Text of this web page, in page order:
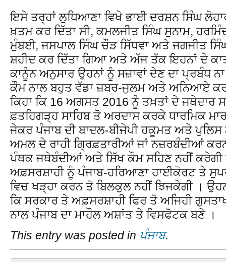
ਇਸੇ ਤਰ੍ਹਾਂ ਲੁਧਿਆਣਾ ਵਿਖੇ ਭਾਈ ਦਰਸ਼ਨ ਸਿੰਘ
ਖ਼ਤਮ ਕਰ ਦਿੱਤਾ ਸੀ, ਕਮਲਜੀਤ ਸਿੰਘ ਸੁਨਾਮ,
ਮੁੰਬਈ, ਜਸਪਾਲ ਸਿੰਘ ਚੌੜ ਸਿੱਧਵਾ ਅਤੇ ਜਗਜੀਤ
ਸ਼ਹੀਦ ਕਰ ਦਿੱਤਾ ਗਿਆ ਅਤੇ ਅੱਜ ਤੱਕ ਇਹਨਾਂ ਦੇ
ਕਾਨੂੰਨ ਅਨੁਸਾਰ ਉਹਨਾਂ ਨੂੰ ਸਜ਼ਾਵਾਂ ਦੇਣ ਦਾ ਪ੍ਰਬੰਧ
ਕੌਮ ਨਾਲ ਬਹੁਤ ਵੱਡਾ ਜ਼ਬਰ-ਜੁਲਮ ਅਤੇ ਅਨਿਆਏ
ਕਿਹਾ ਕਿ 16 ਅਗਸਤ 2016 ਨੂੰ ਤਖ਼ਤਾਂ ਦੇ ਜਥੇਦਾਰ
ਫ਼ਤਹਿਗੜ੍ਹ ਸਾਹਿਬ ਤੋ ਅਰਦਾਸ ਕਰਕੇ ਧਾਰਮਿਕ
ਜੇਕਰ ਪੰਜਾਬ ਦੀ ਬਾਦਲ-ਬੀਜੇਪੀ ਹਕੂਮਤ ਅਤੇ ਪੁਲਿਸ
ਅਮਲ ਦੇ ਰਾਹੀ ਗ੍ਰਿਫ਼ਤਾਰੀਆਂ ਜਾਂ ਨਜ਼ਰਬੰਦੀਆਂ
ਪੰਥਕ ਜਥੇਬੰਦੀਆਂ ਅਤੇ ਸਿੱਖ ਕੌਮ ਸਹਿਣ ਨਹੀਂ
ਅਫ਼ਸਰਸ਼ਾਹੀ ਨੂੰ ਪੰਜਾਬ-ਹਰਿਆਣਾ ਹਾਈਕੋਰਟ ਤੇ
ਵਿਚ ਖੜ੍ਹਾ ਕਰਨ ਤੋ ਬਿਲਕੁਲ ਨਹੀਂ ਝਿਜਕੇਗੀ ।
ਕਿ ਸਰਕਾਰ ਤੇ ਅਫ਼ਸਰਸ਼ਾਹੀ ਫਿਰ ਤੋ ਅਜਿਹੀ
ਨਾਲ ਪੰਜਾਬ ਦਾ ਮਾਹੌਲ ਅਸ਼ਾਂਤ ਤੇ ਵਿਸਫੋਟਕ ਬਣੇ ।
This entry was posted in ਪੰਜਾਬ.